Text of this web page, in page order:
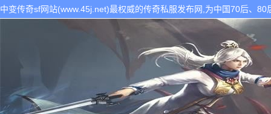
中变传奇sf网站(www.45j.net)最权威的传奇私服发布网,为中国70后、